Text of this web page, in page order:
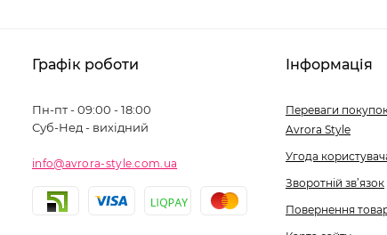
Графік роботи
Пн-пт - 09:00 - 18:00
Суб-Нед - вихідний
info@avrora-style.com.ua
Інформація
Переваги
Avrora Style
Угода
Зворотній зв’язок
Повернення